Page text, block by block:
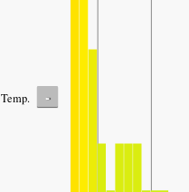
Temp. -